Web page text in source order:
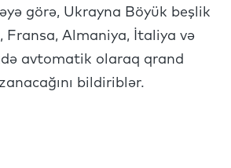
görə, Ukrayna Böyük beşlik
Fransa, Almaniya, İtaliya və
avtomatik olaraq qrand
bildiriblər.